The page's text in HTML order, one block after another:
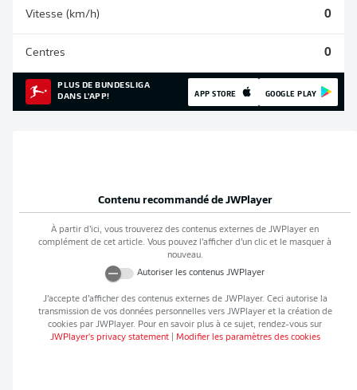
Vitesse (km/h) 0
Centres 0
PLUS DE BUNDESLIGA
DANS L'APP!
APP STORE GOOGLE PLAY
Contenu recommandé de JWPlayer
À partir d’ici, vous trouverez des contenus externes de JWPlayer en
complément de cet article. Vous pouvez l’afficher d’un clic et le masquer à
nouveau.
Autoriser les contenus JWPlayer
J’accepte d’afficher des contenus externes de JWPlayer. Ceci autorise la
transmission de vos données personnelles vers JWPlayeret la création de
cookies par JWPlayer. Pour en savoir plus à ce sujet, rendez-vous sur
JWPlayer's privacy statement| Modifier les paramètres des cookies